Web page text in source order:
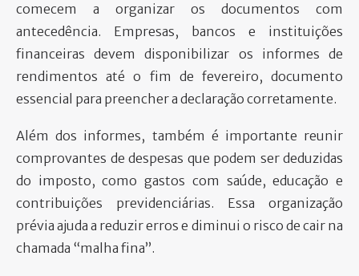
comecem a organizar os documentos com
antecedência. Empresas, bancos e instituições
financeiras devem disponibilizar os informes de
rendimentos até o fim de fevereiro, documento
essencial para preencher a declaração corretamente.
Além dos informes, também é importante reunir
comprovantes de despesas que podem ser deduzidas
do imposto, como gastos com saúde, educação e
contribuições previdenciárias. Essa organização
prévia ajuda a reduzir erros e diminui o risco de cair na
chamada “malha fina”.